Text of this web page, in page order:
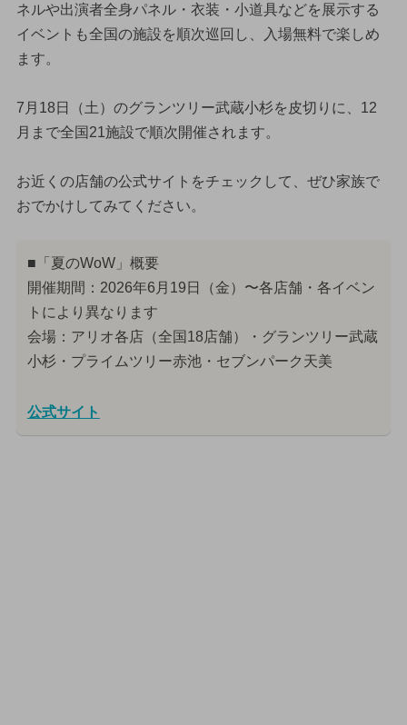
ネルや出演者全身パネル・衣装・小道具などを展示する
イベントも全国の施設を順次巡回し、入場無料で楽しめ
ます。
7月18日（土）のグランツリー武蔵小杉を皮切りに、12
月まで全国21施設で順次開催されます。
お近くの店舗の公式サイトをチェックして、ぜひ家族で
おでかけしてみてください。
■「夏のWoW」概要
開催期間：2026年6月19日（金）〜各店舗・各イベン
トにより異なります
会場：アリオ各店（全国18店舗）・グランツリー武蔵
小杉・プライムツリー赤池・セブンパーク天美
公式サイト